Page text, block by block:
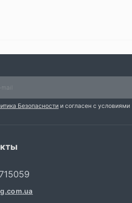
Безопасности и согласен с условиями